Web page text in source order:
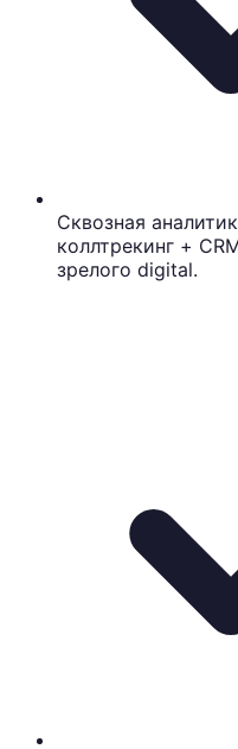
Сквозная
коллтрекинг +
зрелого digital.